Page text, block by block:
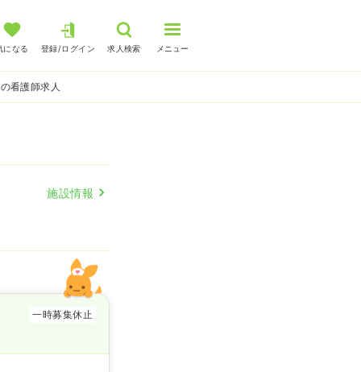
になる 登録/ログイン 求人検索 メニュー
看護師求人
施設情報
一時募集休止